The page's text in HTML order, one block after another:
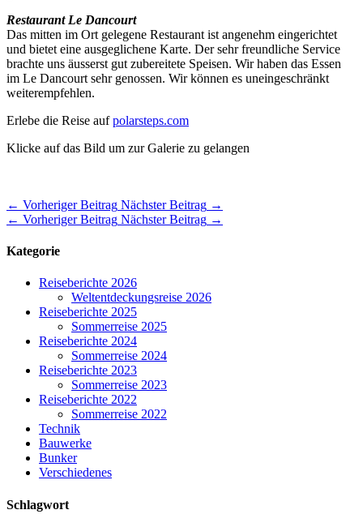
Restaurant Le Dancourt
Das mitten im Ort gelegene Restaurant ist angenehm eingerichtet
und bietet eine ausgeglichene Karte. Der sehr freundliche Service
brachte uns äusserst gut zubereitete Speisen. Wir haben das Essen
im Le Dancourt sehr genossen. Wir können es uneingeschränkt
weiterempfehlen.
Erlebe die Reise aufpolarsteps.com
Klicke auf das Bild um zur Galerie zu gelangen
← Vorheriger Beitrag Nächster Beitrag →
← Vorheriger Beitrag Nächster Beitrag →
Kategorie
Reiseberichte 2026
Weltentdeckungsreise 2026
Reiseberichte 2025
Sommerreise 2025
Reiseberichte 2024
Sommerreise 2024
Reiseberichte 2023
Sommerreise 2023
Reiseberichte 2022
Sommerreise 2022
Technik
Bauwerke
Bunker
Verschiedenes
Schlagwort